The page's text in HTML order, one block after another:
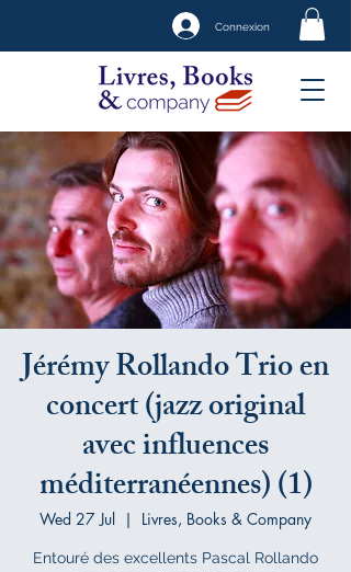
Connexion
Jérémy Rollando Trio en
concert (jazz original
avec influences
méditerranéennes) (1)
Wed 27 Jul
  |
Livres, Books & Company
Entouré des excellents Pascal Rollando